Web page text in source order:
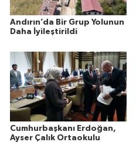
Andırın’da Bir Grup Yolunun
Daha İyileştirildi
Cumhurbaşkanı Erdoğan,
Ayser Çalık Ortaokulu